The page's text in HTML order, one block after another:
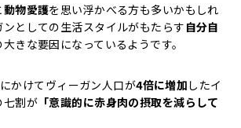
動物愛護を思い浮かべる方も多いかもしれ
としての生活スタイルがもたらす 自分自
きな要因になっているようです。
かけてヴィーガン人口が4倍に増加 したイ
七割が 「意識的に赤身肉の摂取を減らして